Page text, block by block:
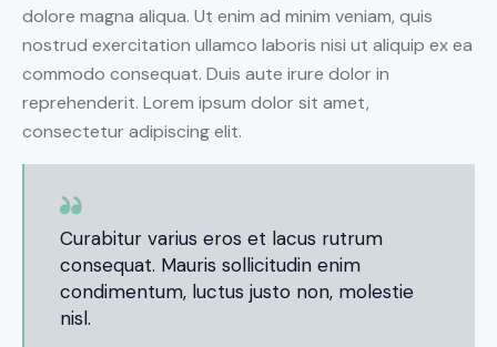
dolore magna aliqua. Ut enim ad minim veniam, quis
nostrud exercitation ullamco laboris nisi ut aliquip ex ea
commodo consequat. Duis aute irure dolor in
reprehenderit. Lorem ipsum dolor sit amet,
consectetur adipiscing elit.
Curabitur varius eros et lacus rutrum
consequat. Mauris sollicitudin enim
condimentum, luctus justo non, molestie
nisl.